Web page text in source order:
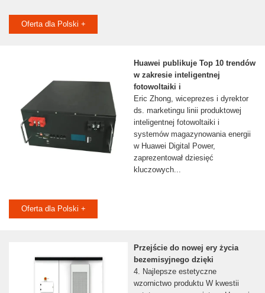
Oferta dla Polski +
Huawei publikuje Top 10 trendów
w zakresie inteligentnej
fotowoltaiki i
Eric Zhong, wiceprezes i dyrektor
ds. marketingu linii produktowej
inteligentnej fotowoltaiki i
systemów magazynowania energii
w Huawei Digital Power,
zaprezentował dziesięć
kluczowych...
Oferta dla Polski +
Przejście do nowej ery życia
bezemisyjnego dzięki
4. Najlepsze estetyczne
wzornictwo produktu W kwestii